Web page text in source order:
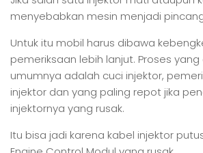
menyebabkan mesin menjadi
Untuk itu mobil harus dibawa
pemeriksaan lebih lanjut. Proses yang
umumnya adalah cuci injektor,
injektor dan yang paling repot jika
injektornya yang rusak.
Itu bisa jadi karena kabel injektor